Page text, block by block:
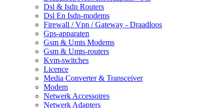
Dsl & Isdn Routers
Dsl En Isdn-modems
Firewall / Vpn / Gateway - Draadloos
Gps-apparaten
Gsm & Umts Modems
Gsm & Umts-routers
Kvm-switches
Licence
Media Converter & Transceiver
Modem
Netwerk Accessoires
Netwerk Adapters